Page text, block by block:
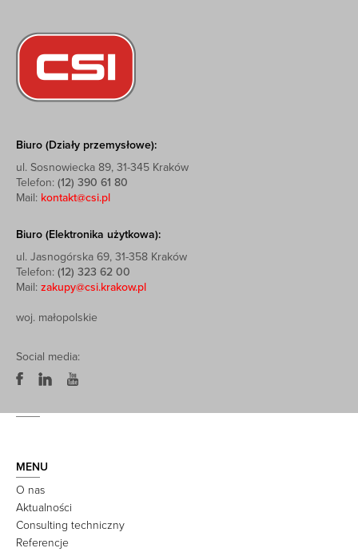
Biuro (Działy przemysłowe):
ul. Sosnowiecka 89, 31-345 Kraków
Telefon: (12) 390 61 80
Mail: kontakt@csi.pl
Biuro (Elektronika użytkowa):
ul. Jasnogórska 69, 31-358 Kraków
Telefon: (12) 323 62 00
Mail: zakupy@csi.krakow.pl
woj. małopolskie
Social media:
MENU
O nas
Aktualności
Consulting techniczny
Referencje